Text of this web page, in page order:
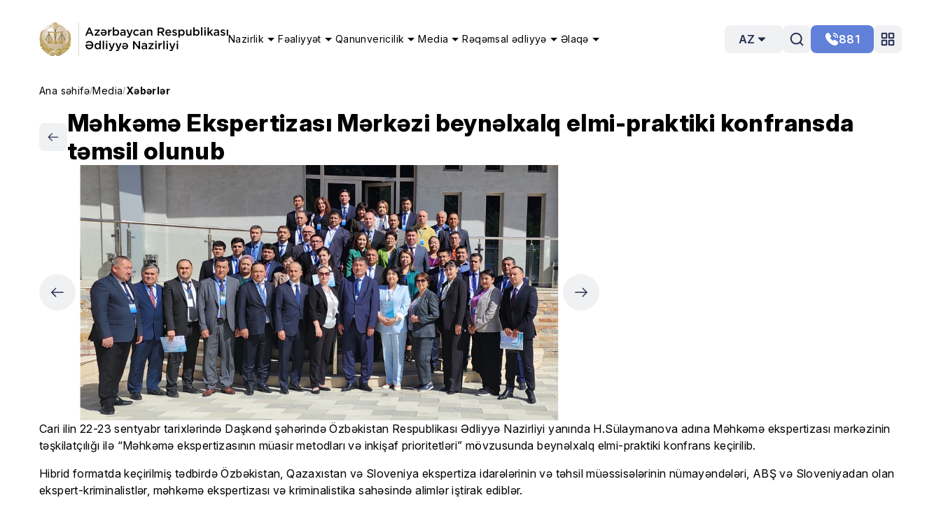
Nazirlik Fəaliyyət Qanunvericilik Media Rəqəmsal ədliyyə Əlaqə AZ 881
Ana səhifə/Media/Xəbərlər
Məhkəmə Ekspertizası Mərkəzi beynəlxalq elmi-praktiki konfransda
təmsil olunub
Cari ilin 22-23 sentyabr tarixlərində Daşkənd şəhərində Özbəkistan Respublikası Ədliyyə Nazirliyi yanında H.Sülaymanova adına Məhkəmə ekspertizası mərkəzinin
təşkilatçılığı ilə “Məhkəmə ekspertizasının müasir metodları və inkişaf prioritetləri” mövzusunda beynəlxalq elmi-praktiki konfrans keçirilib.
Hibrid formatda keçirilmiş tədbirdə Özbəkistan, Qazaxıstan və Sloveniya ekspertiza idarələrinin və təhsil müəssisələrinin nümayəndələri, ABŞ və Sloveniyadan olan
ekspert-kriminalistlər, məhkəmə ekspertizası və kriminalistika sahəsində alimlər iştirak ediblər.